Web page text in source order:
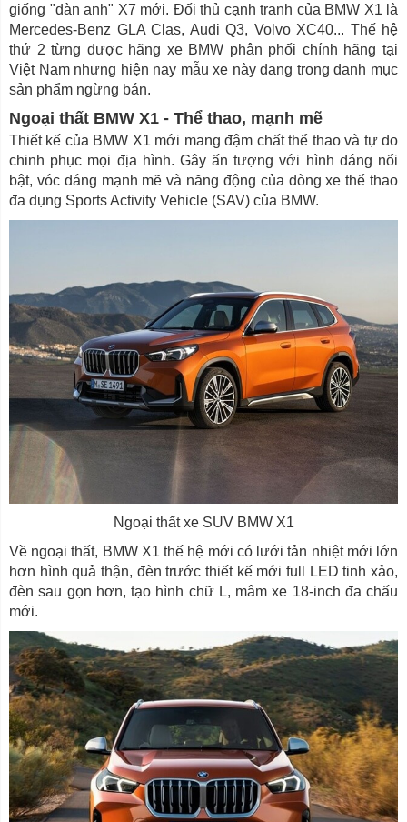
giống "đàn anh" X7 mới. Đối thủ cạnh tranh của BMW X1 là
Mercedes-Benz GLA Clas, Audi Q3, Volvo XC40... Thế hệ
thứ 2 từng được hãng xe BMW phân phối chính hãng tại
Việt Nam nhưng hiện nay mẫu xe này đang trong danh mục
sản phẩm ngừng bán.
Ngoại thất BMW X1 - Thể thao, mạnh mẽ
Thiết kế của BMW X1 mới mang đậm chất thể thao và tự do
chinh phục mọi địa hình. Gây ấn tượng với hình dáng nổi
bật, vóc dáng mạnh mẽ và năng động của dòng xe thể thao
đa dụng Sports Activity Vehicle (SAV) của BMW.
Ngoại thất xe SUV BMW X1
Về ngoại thất, BMW X1 thế hệ mới có lưới tản nhiệt mới lớn
hơn hình quả thận, đèn trước thiết kế mới full LED tinh xảo,
đèn sau gọn hơn, tạo hình chữ L, mâm xe 18-inch đa chấu
mới.